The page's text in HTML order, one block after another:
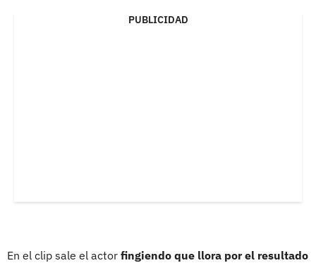
PUBLICIDAD
En el clip sale el actor fingiendo que llora por el resultado